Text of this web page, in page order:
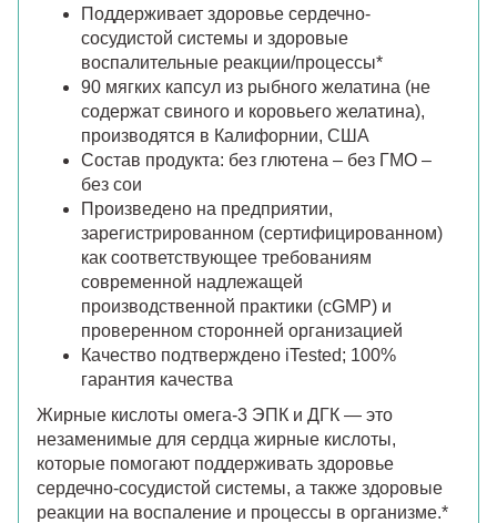
Поддерживает здоровье сердечно-
сосудистой системы и здоровые
воспалительные реакции/процессы*
90 мягких капсул из рыбного желатина (не
содержат свиного и коровьего желатина),
производятся в Калифорнии, США
Состав продукта: без глютена – без ГМО –
без сои
Произведено на предприятии,
зарегистрированном (сертифицированном)
как соответствующее требованиям
современной надлежащей
производственной практики (cGMP) и
проверенном сторонней организацией
Качество подтверждено iTested; 100%
гарантия качества
Жирные кислоты омега-3 ЭПК и ДГК — это
незаменимые для сердца жирные кислоты,
которые помогают поддерживать здоровье
сердечно-сосудистой системы, а также здоровые
реакции на воспаление и процессы в организме.*